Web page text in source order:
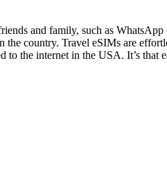
and family, such as
country. Travel eSIMs are
to the internet in the USA. It’s that